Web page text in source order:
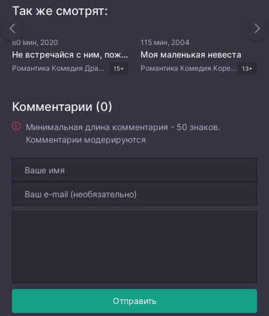
Так же смотрят:
60 мин, 2020
Не встречайся с ним, пожалуйста!
Романтика Комедия Драма Корейские дорамы 15+
115 мин, 2004
Моя маленькая невеста
Романтика Комедия Корейские дорамы 13+
Комментарии (0)
Минимальная длина комментария - 50 знаков.
Комментарии модерируются
Отправить